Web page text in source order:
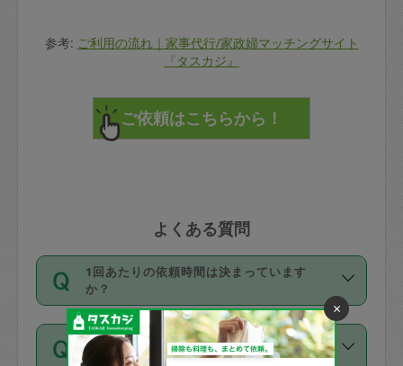
参考: ご利用の流れ｜家事代行/家政婦マッチングサイト
『タスカジ』
よくある質問
1回あたりの依頼時間は決まっています
か？
依頼1回につき3時間固定です。3時間を
超えて依頼したい場合は、延長機能をご
価格はどうやって決まっていますか？
×